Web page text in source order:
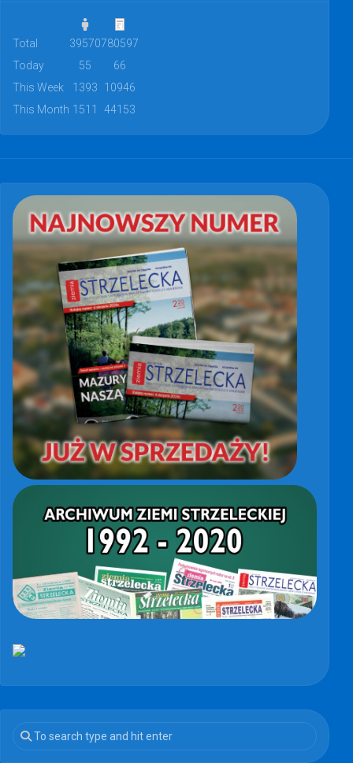
Total 39570780597
Today
55
66
This Week
1393
10946
This Month 1511 44153